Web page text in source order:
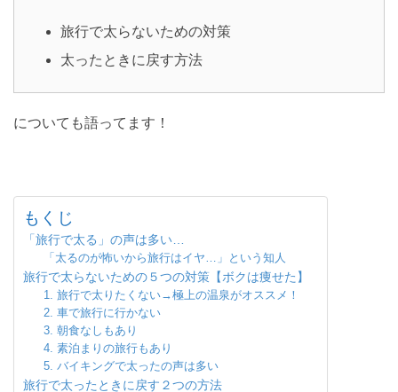
旅行で太らないための対策
太ったときに戻す方法
についても語ってます！
もくじ
「旅行で太る」の声は多い…
「太るのが怖いから旅行はイヤ…」という知人
旅行で太らないための５つの対策【ボクは痩せた】
1. 旅行で太りたくない→極上の温泉がオススメ！
2. 車で旅行に行かない
3. 朝食なしもあり
4. 素泊まりの旅行もあり
5. バイキングで太ったの声は多い
旅行で太ったときに戻す２つの方法